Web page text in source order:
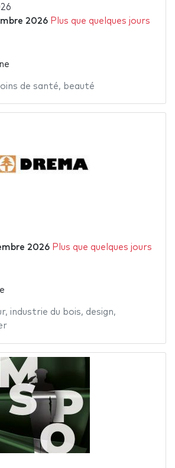
2026 Plus que quelques jours
de santé, beauté
2026 Plus que quelques jours
, industrie du bois, design,